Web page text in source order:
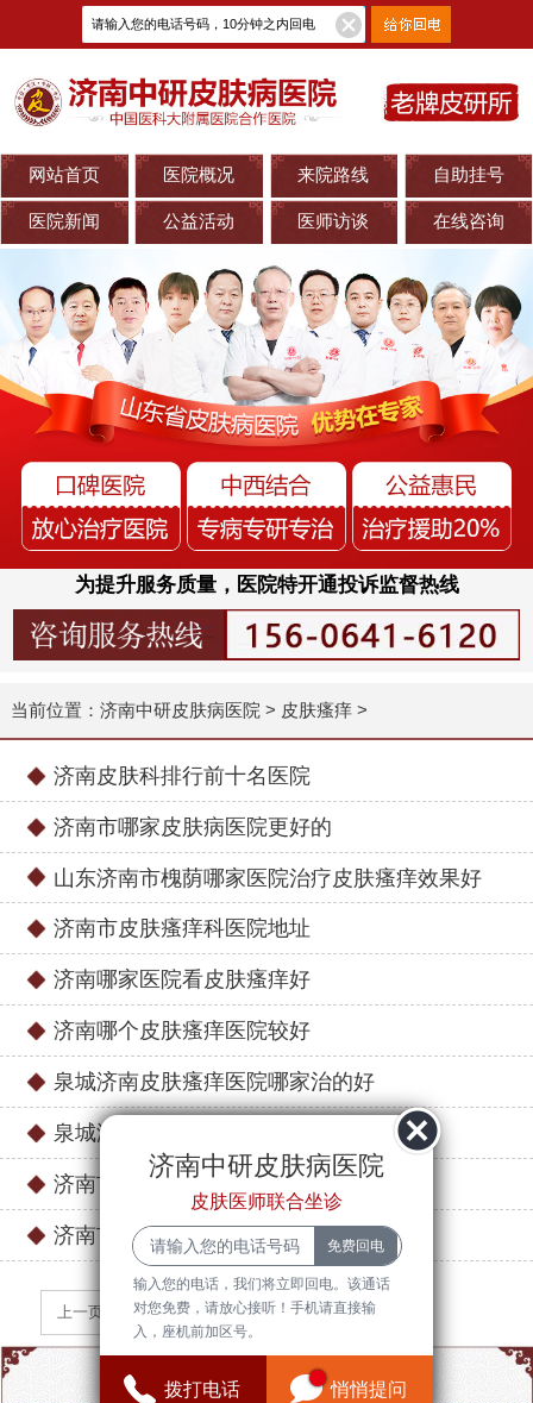
网站首页 医院概况 来院路线 自助挂号
医院新闻 公益活动 医师访谈 在线咨询
为提升服务质量，医院特开通投诉监督热线
当前位置： 济南中研皮肤病医院 > 皮肤瘙痒>
济南皮肤科排行前十名医院
济南市哪家皮肤病医院更好的
山东济南市槐荫哪家医院治疗皮肤瘙痒效果好
济南市皮肤瘙痒科医院地址
济南哪家医院看皮肤瘙痒好
济南哪个皮肤瘙痒医院较好
泉城济南皮肤瘙痒医院哪家治的好
泉城济南哪儿有皮肤瘙痒医院
济南市专治皮肤病医院在哪里
济南市槐荫医院皮肤瘙痒
上一页 下一页
点一点，知道更多信息
济南中研皮肤病医院
皮肤医师联合坐诊
输入您的电话，我们将立即回电。该通话
对您免费，请放心接听！手机请直接输
入，座机前加区号。
拨打电话 悄悄提问